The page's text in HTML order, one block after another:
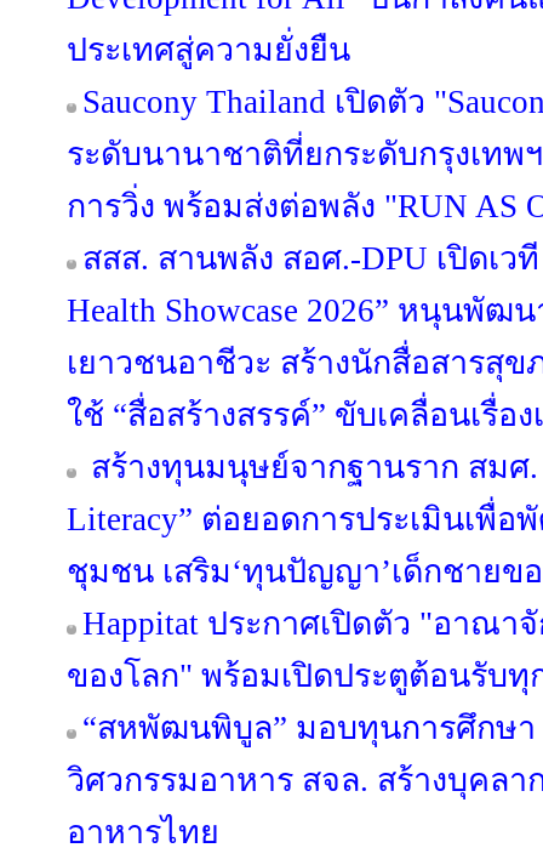
ประเทศสู่ความยั่งยืน
Saucony Thailand เปิดตัว
ระดับนานาชาติที่ยกระดับกรุงเทพ
การวิ่ง พร้อมส่งต่อพลัง "RUN AS
สสส. สานพลัง สอศ.-DPU เปิดเวที
Health Showcase 2026” หนุนพั
เยาวชนอาชีวะ สร้างนักสื่อสารสุ
ใช้ “สื่อสร้างสรรค์” ขับเคลื่อนเรื่อ
สร้างทุนมนุษย์จากฐานราก สมศ.
Literacy” ต่อยอดการประเมินเพื่
ชุมชน เสริม‘ทุนปัญญา’เด็กชายข
Happitat ประกาศเปิดตัว "อาณ
ของโลก" พร้อมเปิดประตูต้อนรับ
“สหพัฒนพิบูล” มอบทุนการศึกษ
วิศวกรรมอาหาร สจล. สร้างบุคล
อาหารไทย